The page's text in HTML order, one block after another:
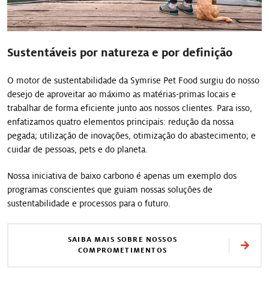
Sustentáveis por natureza e por definição
O motor de sustentabilidade da Symrise Pet Food surgiu do nosso
desejo de aproveitar ao máximo as matérias-primas locais e
trabalhar de forma eficiente junto aos nossos clientes. Para isso,
enfatizamos quatro elementos principais: redução da nossa
pegada; utilização de inovações, otimização do abastecimento; e
cuidar de pessoas, pets e do planeta.
Nossa iniciativa de baixo carbono é apenas um exemplo dos
programas conscientes que guiam nossas soluções de
sustentabilidade e processos para o futuro.
SAIBA MAIS SOBRE NOSSOS
COMPROMETIMENTOS